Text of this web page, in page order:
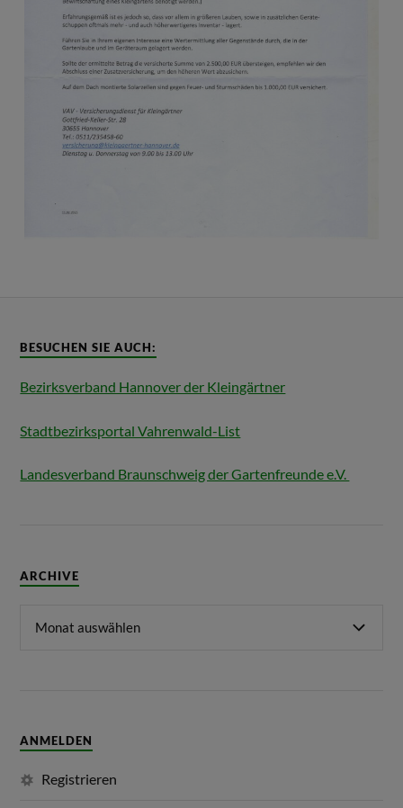
BESUCHEN SIE AUCH:
Bezirksverband Hannover der Kleingärtner
Stadtbezirksportal Vahrenwald-List
Landesverband Braunschweig der Gartenfreunde e.V.
ARCHIVE
ANMELDEN
Registrieren